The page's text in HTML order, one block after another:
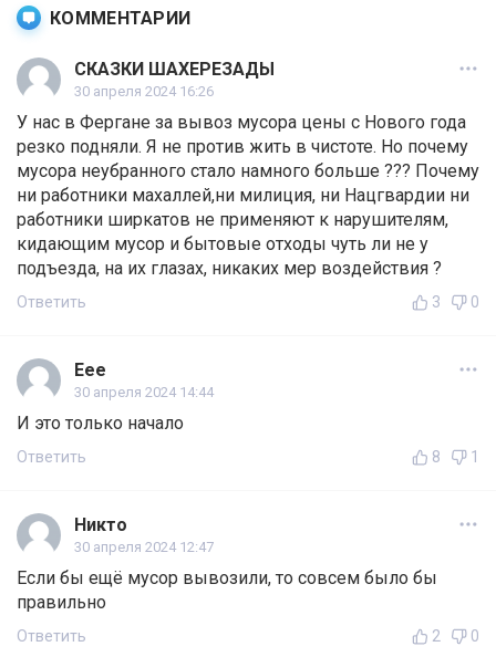
КОММЕНТАРИИ
СКАЗКИ ШАХЕРЕЗАДЫ
30 апреля 2024 16:26
У нас в Фергане за вывоз мусора цены с Нового года
резко подняли. Я не против жить в чистоте. Но почему
мусора неубранного стало намного больше ??? Почему
ни работники махаллей,ни милиция, ни Нацгвардии ни
работники ширкатов не применяют к нарушителям,
кидающим мусор и бытовые отходы чуть ли не у
подъезда, на их глазах, никаких мер воздействия ?
Ответить 3 0
Еее
30 апреля 2024 14:44
И это только начало
Ответить 8 1
Никто
30 апреля 2024 12:47
Если бы ещё мусор вывозили, то совсем было бы
правильно
Ответить 2 0